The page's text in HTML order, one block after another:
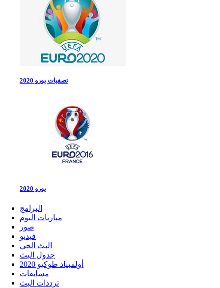
تصفيات يورو 2020
يورو 2020
البرامج
مباريات اليوم
صور
فيديو
البث الحي
جدول البث
أولمبياد طوكيو 2020
مسابقات
ترددات البث